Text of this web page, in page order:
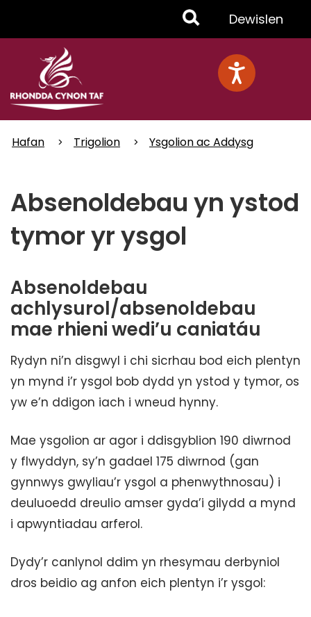
Toggle
Menu
Dewislen
Hafan Trigolion Ysgolion ac Addysg
Absenoldebau yn ystod
tymor yr ysgol
Absenoldebau
achlysurol/absenoldebau
mae rhieni wedi’u caniatáu
Rydyn ni’n disgwyl i chi sicrhau bod eich plentyn
yn mynd i’r ysgol bob dydd yn ystod y tymor, os
yw e’n ddigon iach i wneud hynny.
Mae ysgolion ar agor i ddisgyblion 190 diwrnod
y flwyddyn, sy’n gadael 175 diwrnod (gan
gynnwys gwyliau’r ysgol a phenwythnosau) i
deuluoedd dreulio amser gyda’i gilydd a mynd
i apwyntiadau arferol.
Dydy’r canlynol ddim yn rhesymau derbyniol
dros beidio ag anfon eich plentyn i’r ysgol: